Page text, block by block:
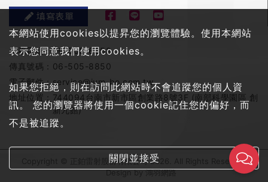
填寫表單
服務電話：06-505-8858
傳真號碼： 06-505-8850
電子郵件：service@jum-bo.com.tw
地址位置： 744094台南市新市區創業路8號3F (南部科學園區 創
新九館)
Copyright © 正鉑雷射股份有限公司 2026. All Rights Reserved
Design by鴻羽網路
本網站使用cookies以提昇您的瀏覽體驗。使用本網站
表示您同意我們使用cookies。
如果您拒絕，則在訪問此網站時不會追蹤您的個人資
訊。 您的瀏覽器將使用一個cookie記住您的偏好，而
不是被追蹤。
關閉並接受